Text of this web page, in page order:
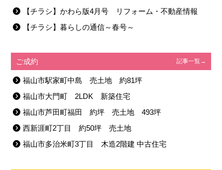
【チラシ】かわら版4月号 リフォーム・不動産情報
【チラシ】暮らしの通信～春号～
ご成約 記事一覧→
福山市駅家町中島 売土地 約81坪
福山市大門町 2LDK 新築住宅
福山市芦田町福田 約坪 売土地 493坪
西新涯町2丁目 約50坪 売土地
福山市多治米町3丁目 木造2階建 中古住宅